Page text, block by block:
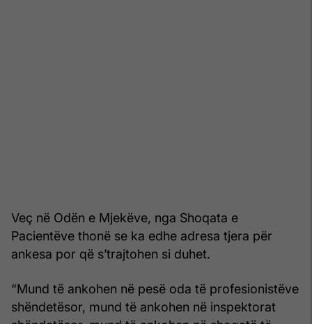
Veç në Odën e Mjekëve, nga Shoqata e
Pacientëve thonë se ka edhe adresa tjera për
ankesa por që s’trajtohen si duhet.
“Mund të ankohen në pesë oda të profesionistëve
shëndetësor, mund të ankohen në inspektorat